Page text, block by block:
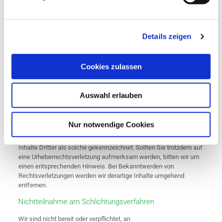
Details zeigen
Cookies zulassen
Auswahl erlauben
Nur notwendige Cookies
Rechtsverletzungen werden wir derartige Links umgehend
Die durch die Seitenbetreiber erstellten Inhalte und Werke auf
Vervielfältigung, Bearbeitung, Verbreitung und jede Art der
Verwertung außerhalb der Grenzen des Urheberrechtes bedürfen
der schriftlichen Zustimmung des jeweiligen Autors bzw.
Erstellers. Downloads und Kopien dieser Seite sind nur für den
Inhalte auf dieser Seite nicht vom Betreiber erstellt wurden,
werden die Urheberrechte Dritter beachtet. Insbesondere werden
Inhalte Dritter als solche gekennzeichnet. Sollten Sie trotzdem auf
eine Urheberrechtsverletzung aufmerksam werden, bitten wir um
einen entsprechenden Hinweis. Bei Bekanntwerden von
Rechtsverletzungen werden wir derartige Inhalte umgehend
entfernen.
Nichtteilnahme am Schlichtungsverfahren
Wir sind nicht bereit oder verpflichtet, an